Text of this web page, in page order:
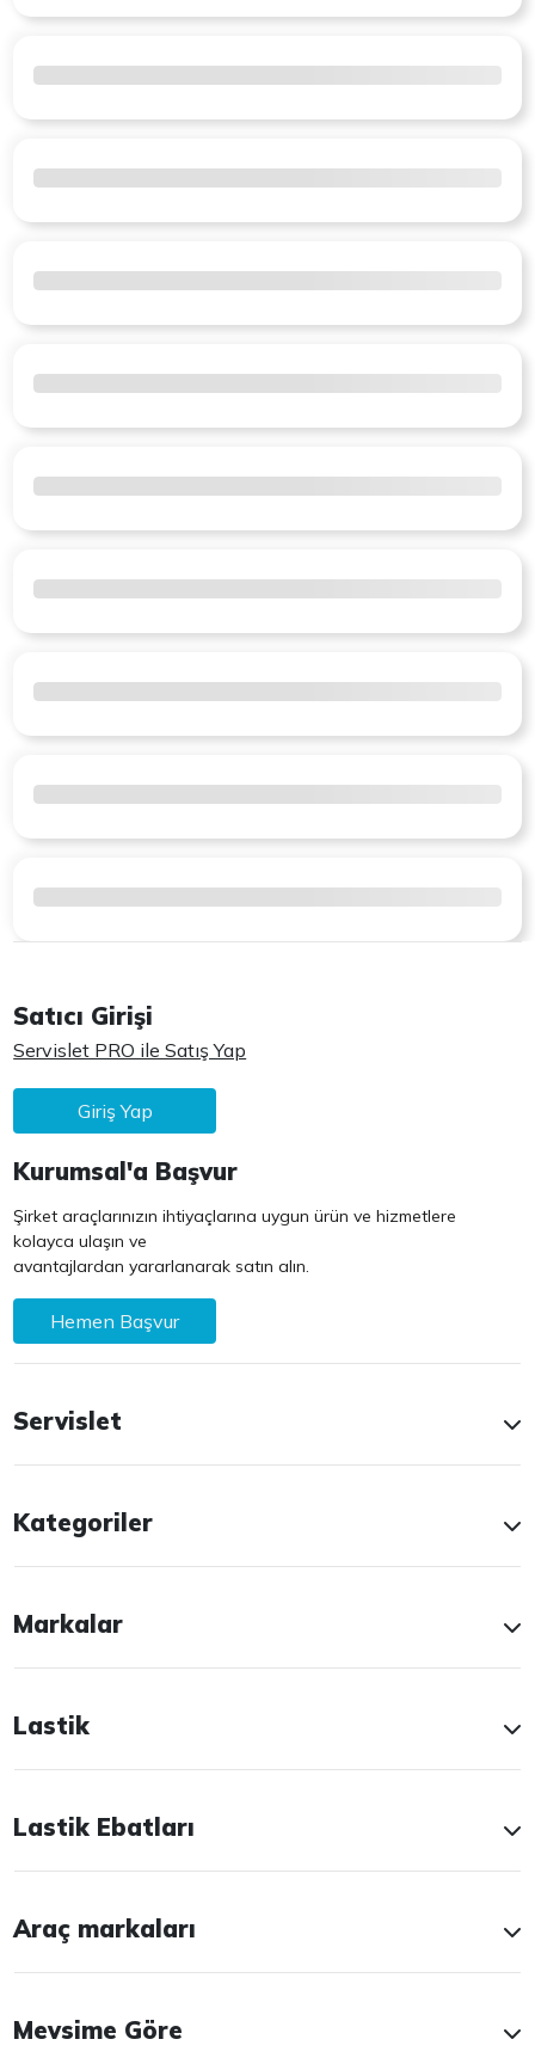
Satıcı Girişi
Servislet PRO ile Satış Yap
Giriş Yap
Kurumsal'a Başvur
Şirket araçlarınızın ihtiyaçlarına uygun ürün ve hizmetlere
kolayca ulaşın ve
avantajlardan yararlanarak satın alın.
Hemen Başvur
Servislet
Kategoriler
Markalar
Lastik
Lastik Ebatları
Araç markaları
Mevsime Göre